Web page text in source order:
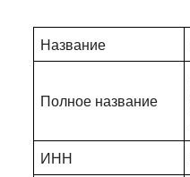
Название
Полное название
ИНН